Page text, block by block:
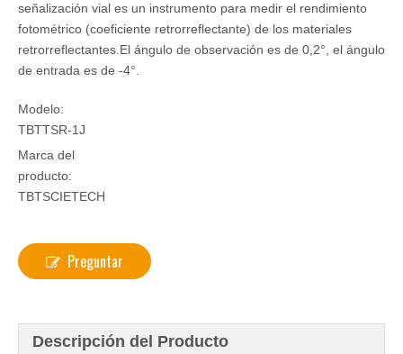
señalización vial es un instrumento para medir el rendimiento
fotométrico (coeficiente retrorreflectante) de los materiales
retrorreflectantes.El ángulo de observación es de 0,2°, el ángulo
de entrada es de -4°.
Modelo:
TBTTSR-1J
Marca del
producto:
TBTSCIETECH
Preguntar
Descripción del Producto